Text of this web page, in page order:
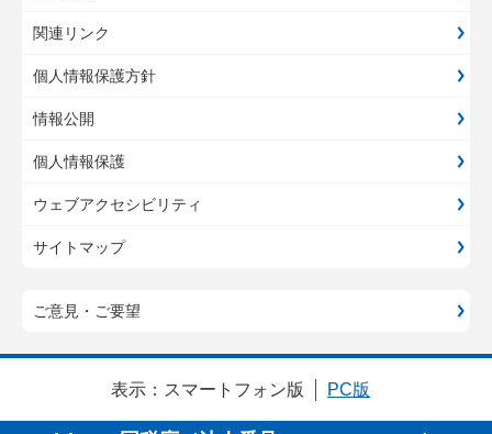
関連リンク
個人情報保護方針
情報公開
個人情報保護
ウェブアクセシビリティ
サイトマップ
ご意見・ご要望
表示： スマートフォン版 PC版